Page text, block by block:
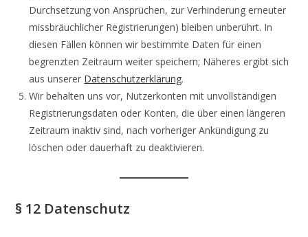
Durchsetzung von Ansprüchen, zur Verhinderung erneuter
missbräuchlicher Registrierungen) bleiben unberührt. In
diesen Fällen können wir bestimmte Daten für einen
begrenzten Zeitraum weiter speichern; Näheres ergibt sich
aus unserer Datenschutzerklärung.
Wir behalten uns vor, Nutzerkonten mit unvollständigen
Registrierungsdaten oder Konten, die über einen längeren
Zeitraum inaktiv sind, nach vorheriger Ankündigung zu
löschen oder dauerhaft zu deaktivieren.
§ 12 Datenschutz